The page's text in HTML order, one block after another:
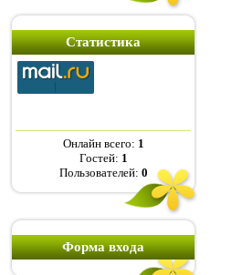
Статистика
Онлайн всего: 1
Гостей: 1
Пользователей: 0
Форма входа